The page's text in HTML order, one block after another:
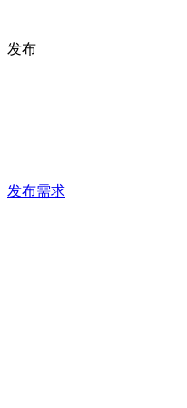
发布
发布需求